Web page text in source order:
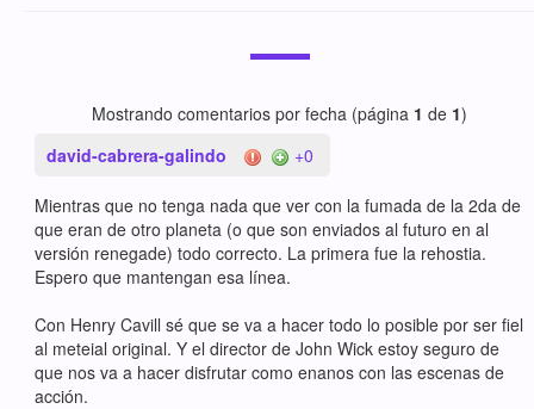
Mostrando comentarios por fecha (página 1 de 1)
david-cabrera-galindo
+0
Mientras que no tenga nada que ver con la fumada de la 2da de
que eran de otro planeta (o que son enviados al futuro en al
versión renegade) todo correcto. La primera fue la rehostia.
Espero que mantengan esa línea.
Con Henry Cavill sé que se va a hacer todo lo posible por ser fiel
al meteial original. Y el director de John Wick estoy seguro de
que nos va a hacer disfrutar como enanos con las escenas de
acción.